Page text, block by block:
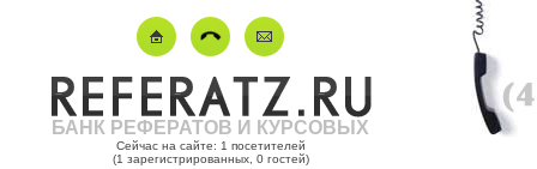
БАНК РЕФЕРАТОВ И КУРСОВЫХ
Сейчас на сайте: 1 посетителей
(1 зарегистрированных, 0 гостей)